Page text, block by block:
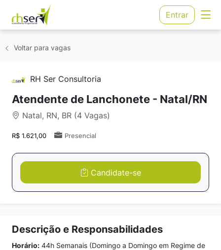
Entrar
Voltar para vagas
RH Ser Consultoria
Atendente de Lanchonete - Natal/RN
Natal, RN, BR (4 Vagas)
R$ 1.621,00 Presencial
Candidate-se
Descrição e Responsabilidades
Horário: 44h Semanais (Domingo a Domingo em Regime de